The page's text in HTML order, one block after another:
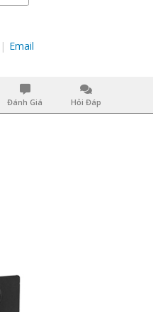
Email
Đánh Giá Hỏi Đáp